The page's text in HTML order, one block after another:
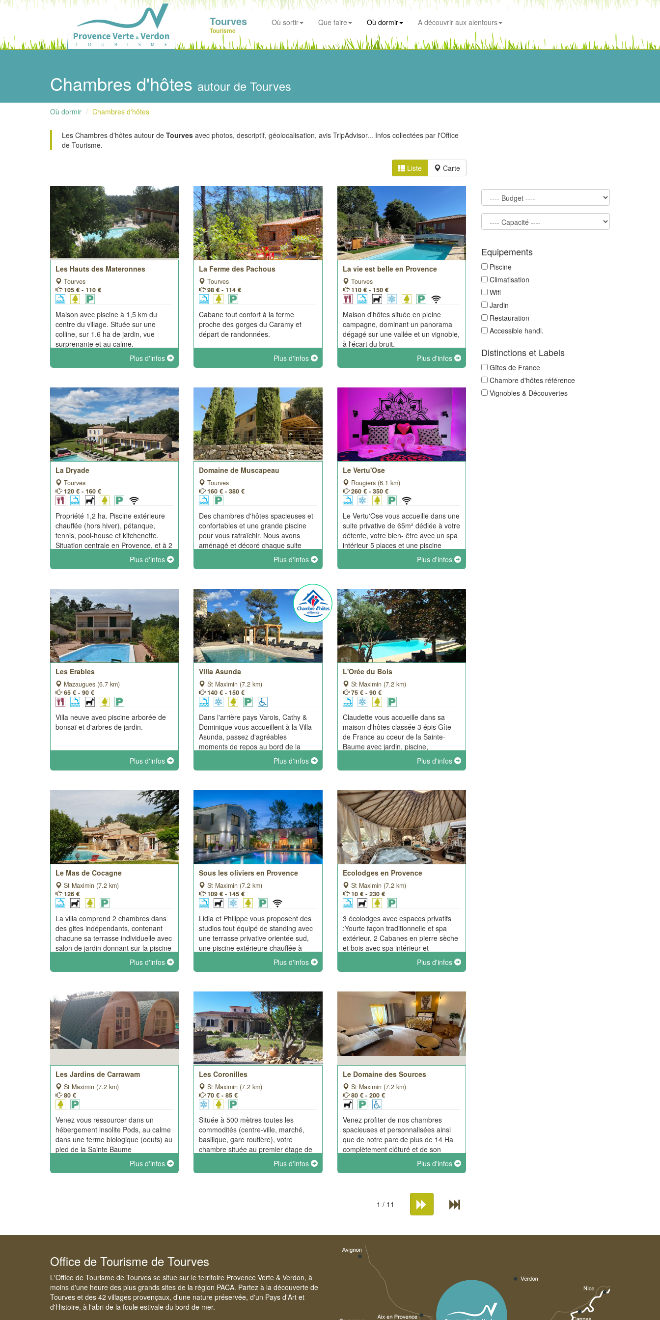
Tourves
Tourisme
Où sortir Que faire Où dormir A découvrir aux alentours
Chambres d'hôtes autour de Tourves
Où dormir Chambres d'hôtes
Les Chambres d'hôtes autour de Tourves avec photos, descriptif, géolocalisation, avis TripAdvisor... Infos collectées par l'Office
de Tourisme.
Liste Carte
Les Hauts des Materonnes
Tourves
105 € - 110 €
Maison avec piscine à 1,5 km du
centre du village. Située sur une
colline, sur 1.6 ha de jardin, vue
surprenante et au calme.
Plus d'infos
La Ferme des Pachous
Tourves
98 € - 114 €
Cabane tout confort à la ferme
proche des gorges du Caramy et
départ de randonnées.
Plus d'infos
La vie est belle en Provence
Tourves
110 € - 150 €
Maison d'hôtes située en pleine
campagne, dominant un panorama
dégagé sur une vallée et un vignoble,
à l'écart du bruit.
Plus d'infos
La Dryade
Tourves
120 € - 160 €
Propriété 1,2 ha. Piscine extérieure
chauffée (hors hiver), pétanque,
tennis, pool-house et kitchenette.
Situation centrale en Provence, et à 2
Plus d'infos
Domaine de Muscapeau
Tourves
160 € - 380 €
Des chambres d'hôtes spacieuses et
confortables et une grande piscine
pour vous rafraîchir. Nous avons
aménagé et décoré chaque suite
comme un lieu unique, des
ambiances singulières, pour des
Plus d'infos
Le Vertu'Ose
Rougiers (6.1 km)
260 € - 350 €
Le Vertu'Ose vous accueille dans une
suite privative de 65m² dédiée à votre
détente, votre bien- être avec un spa
intérieur 5 places et une piscine
chauffée privative. Ce lieu décoré
avec soin et élégance vous fera
Plus d'infos
Les Erables
Mazaugues (6.7 km)
65 € - 90 €
Villa neuve avec piscine arborée de
bonsaï et d'arbres de jardin.
Plus d'infos
Villa Asunda
St Maximin (7.2 km)
140 € - 150 €
Dans l'arrière pays Varois, Cathy &
Dominique vous accueillent à la Villa
Asunda, passez d'agréables
moments de repos au bord de la
piscine avec sa vue magnifique sur la
Sainte Baume, le jacuzzi, le sauna
Plus d'infos
L'Orée du Bois
St Maximin (7.2 km)
75 € - 90 €
Claudette vous accueille dans sa
maison d'hôtes classée 3 épis Gîte
de France au coeur de la Sainte-
Baume avec jardin, piscine,
boulodrome, aire de jeux et parking
privé. Pour plus d'intimité, toutes les
Plus d'infos
Le Mas de Cocagne
St Maximin (7.2 km)
126 €
La villa comprend 2 chambres dans
des gites indépendants, contenant
chacune sa terrasse individuelle avec
salon de jardin donnant sur la piscine
et vue sur la Sainte Baume.Plus d'infos
Sous les oliviers en Provence
St Maximin (7.2 km)
109 € - 145 €
Lidia et Philippe vous proposent des
studios tout équipé de standing avec
une terrasse privative orientée sud,
une piscine extérieure chauffée à
débordement de 12m x 6m ou un
jacuzzi suivant la saison.
Plus d'infos
Ecolodges en Provence
St Maximin (7.2 km)
10 € - 230 €
3 écolodges avec espaces privatifs
:Yourte façon traditionnelle et spa
extérieur. 2 Cabanes en pierre sèche
et bois avec spa intérieur et
cheminée. Chaque lieu possède une
cuisine d'été et un jardin.
Plus d'infos
Les Jardins de Carrawam
St Maximin (7.2 km)
80 €
Venez vous ressourcer dans un
hébergement insolite Pods, au calme
dans une ferme biologique (oeufs) au
pied de la Sainte Baume
Plus d'infos
Les Coronilles
St Maximin (7.2 km)
70 € - 85 €
Située à 500 mètres toutes les
commodités (centre-ville, marché,
basilique, gare routière), votre
chambre située au premier étage de
notre maison qui vous offre une vue
sur les collines et la basilique Marie-
Plus d'infos
Le Domaine des Sources
St Maximin (7.2 km)
80 € - 200 €
Venez profiter de nos chambres
spacieuses et personnalisées ainsi
que de notre parc de plus de 14 Ha
complètement clôturé et de son
Plus d'infos
1 / 11
Equipements
Piscine
Climatisation
Wifi
Jardin
Restauration
Accessible handi.
Distinctions et Labels
Gîtes de France
Chambre d'hôtes référence
Vignobles & Découvertes
Office de Tourisme de Tourves
L'Office de Tourisme de Tourves se situe sur le territoire Provence Verte & Verdon, à
moins d'une heure des plus grands sites de la région PACA. Partez à la découverte de
Tourves et des 42 villages provençaux, d'une nature préservée, d'un Pays d'Art et
d'Histoire, à l'abri de la foule estivale du bord de mer.